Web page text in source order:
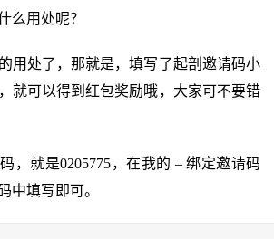
么用处呢？
用处了，那就是，填写了起剖邀请码小
就可以得到红包奖励哦，大家可不要错
，就是0205775，在我的 – 绑定邀请码
中填写即可。